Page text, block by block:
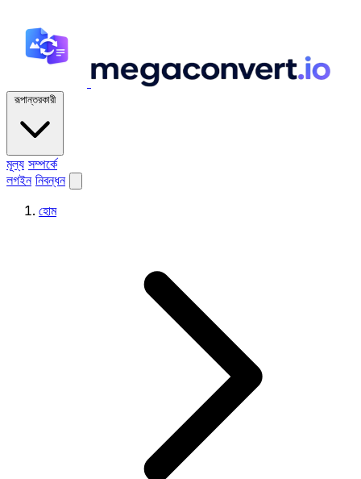
রূপান্তরকারী
মূল্য সম্পর্কে
লগইন নিবন্ধন
হোম